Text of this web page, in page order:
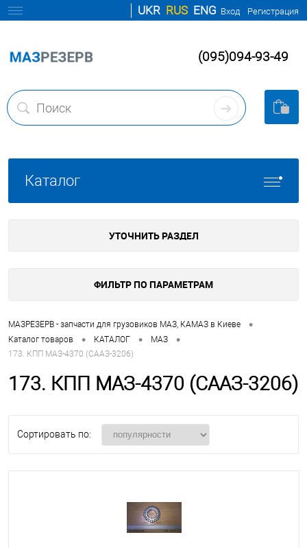
Вход Регистрация
UKR RUS ENG
(095)094-93-49
Каталог
УТОЧНИТЬ РАЗДЕЛ
ФИЛЬТР ПО ПАРАМЕТРАМ
МАЗРЕЗЕРВ - запчасти для грузовиков МАЗ, КАМАЗ в Киеве •
Каталог товаров • КАТАЛОГ • МАЗ •
173. КПП МАЗ-4370 (СААЗ-3206)
173. КПП МАЗ-4370 (СААЗ-3206)
Сортировать по: